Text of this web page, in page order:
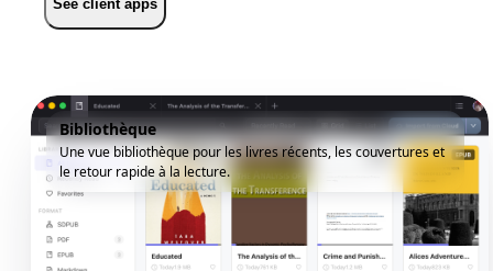
See client apps
Bibliothèque
Une vue bibliothèque pour les livres récents, les couvertures et
le retour rapide à la lecture.